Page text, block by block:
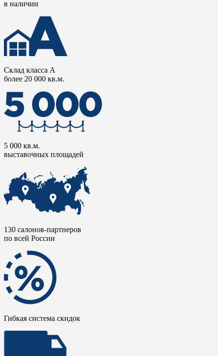
в наличии
Склад класса А
более 20 000 кв.м.
5 000 кв.м.
выставочных площадей
130 салонов-партнеров
по всей России
Гибкая система скидок